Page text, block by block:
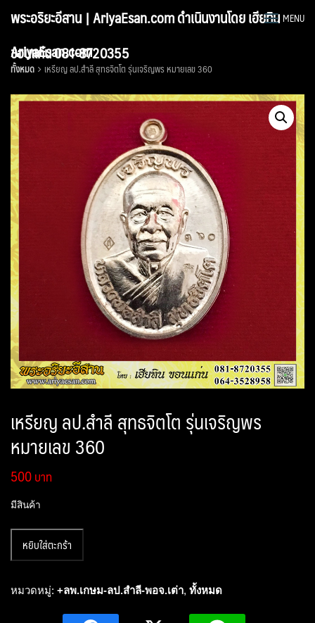
พระอริยะอีสาน | AriyaEsan.com ดำเนินงานโดย เฮียทิน
ขอนแก่น 081-8720355
MENU
AriyaEsan.com
ทั้งหมด เหรียญ ลป.สำลี สุทธจิตโต รุ่นเจริญพร หมายเลข 360
เหรียญ ลป.สำลี สุทธจิตโต รุ่นเจริญพร
หมายเลข 360
500
มีสินค้า
เหรียญ
สุทธ
หยิบใส่ตะกร้า
หมวดหมู่: +ลพ.เกษม-ลป.สำลี-พอจ.เต่า, ทั้งหมด